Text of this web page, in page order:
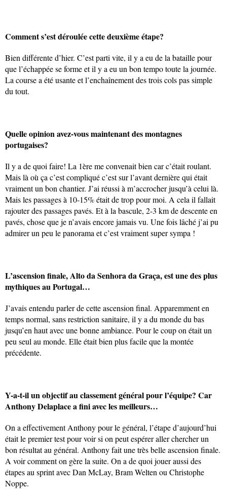
Comment s’est déroulée cette deuxième étape?
Bien différente d’hier. C’est parti vite, il y a eu de la bataille pour
que l’échappée se forme et il y a eu un bon tempo toute la journée.
La course a été usante et l’enchaînement des trois cols pas simple
du tout.
Quelle opinion avez-vous maintenant des montagnes
portugaises?
Il y a de quoi faire! La 1ère me convenait bien car c’était roulant.
Mais là où ça c’est compliqué c’est sur l’avant dernière qui était
vraiment un bon chantier. J’ai réussi à m’accrocher jusqu’à celui là.
Mais les passages à 10-15% était de trop pour moi. A cela il fallait
rajouter des passages pavés. Et à la bascule, 2-3 km de descente en
pavés, chose que je n’avais encore jamais vu. Une fois lâché j’ai pu
admirer un peu le panorama et c’est vraiment super sympa !
L’ascension finale, Alto da Senhora da Graça, est une des plus
mythiques au Portugal…
J’avais entendu parler de cette ascension final. Apparemment en
temps normal, sans restriction sanitaire, il y a du monde du bas
jusqu’en haut avec une bonne ambiance. Pour le coup on était un
peu seul au monde. Elle était bien plus facile que la montée
précédente.
Y-a-t-il un objectif au classement général pour l’équipe? Car
Anthony Delaplace a fini avec les meilleurs…
On a effectivement Anthony pour le général, l’étape d’aujourd’hui
était le premier test pour voir si on peut espérer aller chercher un
bon résultat au général. Anthony fait une très belle ascension finale.
A voir comment on gère la suite. On a de quoi jouer aussi des
étapes au sprint avec Dan McLay, Bram Welten ou Christophe
Noppe.